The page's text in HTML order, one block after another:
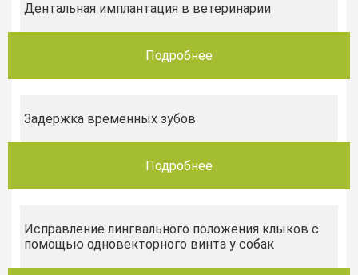
Дентальная имплантация в ветеринарии
Подробнее
Задержка временных зубов
Подробнее
Исправление лингвального положения клыков c
помощью одновекторного винта у собак